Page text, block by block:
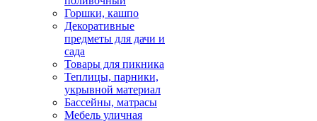
Горшки, кашпо
Декоративные
предметы для дачи и
сада
Товары для пикника
Теплицы, парники,
укрывной материал
Бассейны, матрасы
Мебель уличная